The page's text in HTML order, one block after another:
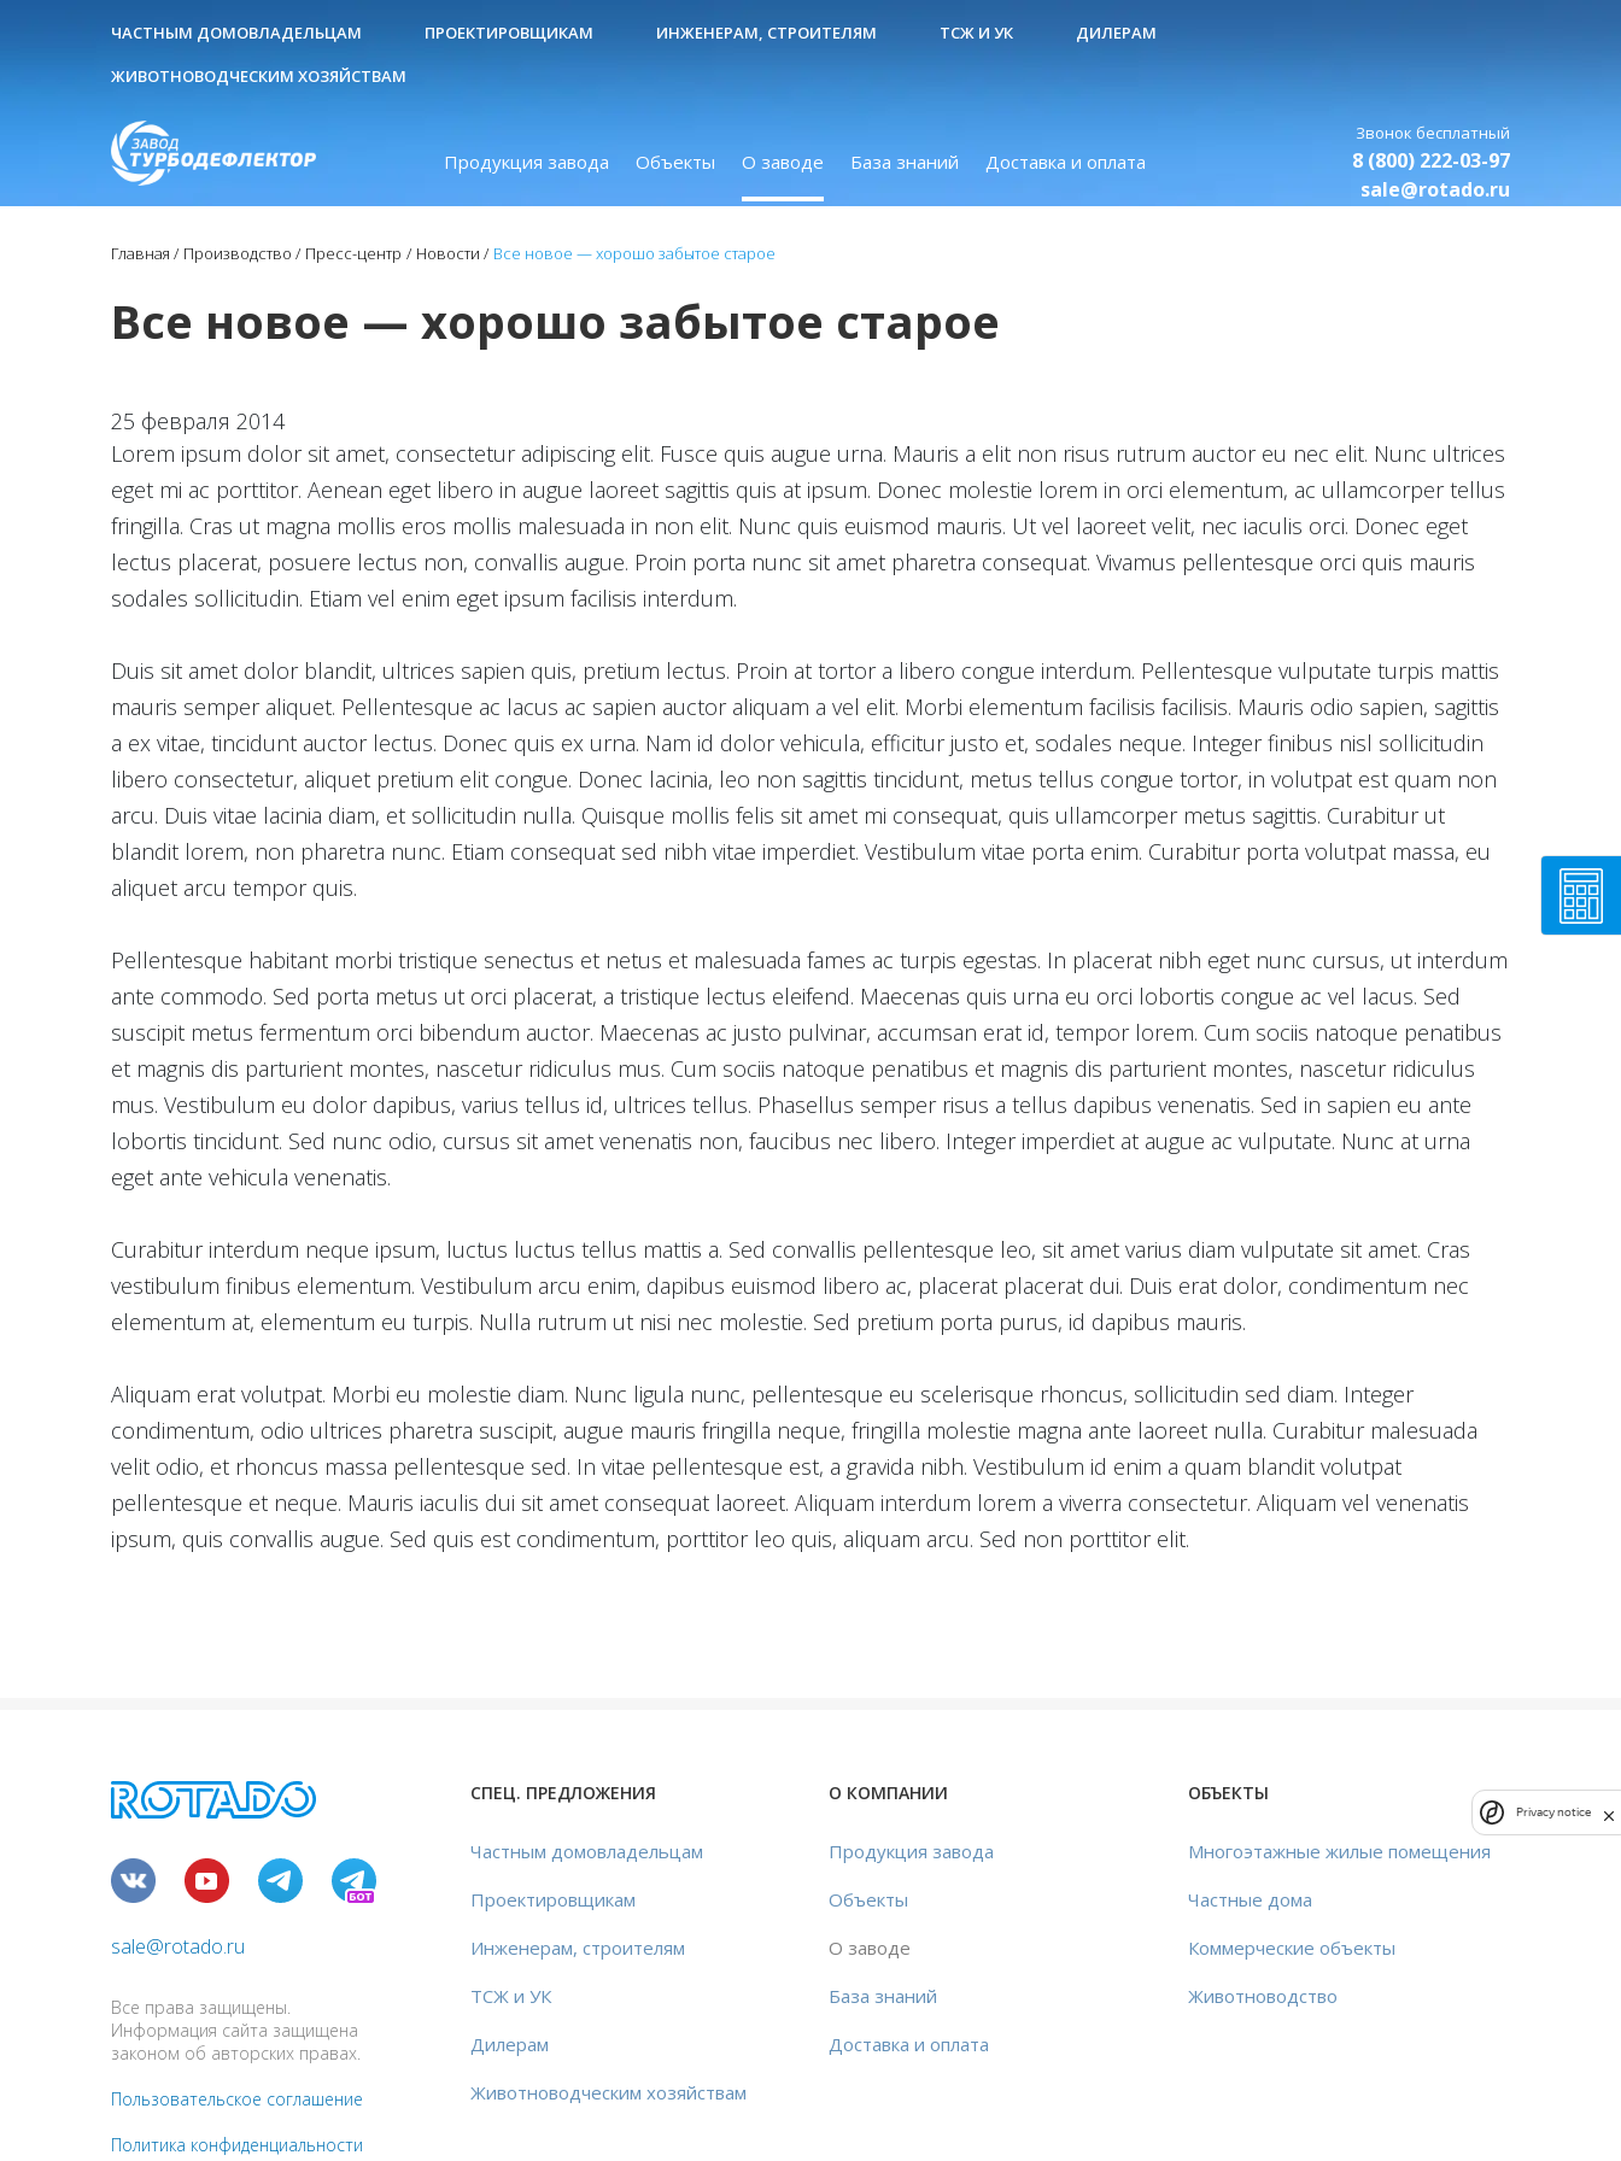
ЧАСТНЫМ ДОМОВЛАДЕЛЬЦАМ ПРОЕКТИРОВЩИКАМ ИНЖЕНЕРАМ, СТРОИТЕЛЯМ ТСЖ И УК
ДИЛЕРАМ
ЖИВОТНОВОДЧЕСКИМ ХОЗЯЙСТВАМ
Продукция завода Объекты О заводе База знаний Доставка и оплата
8 (800) 222-03-97
sale@rotado.ru
Главная Производство Пресс-центр Новости Все новое — хорошо забытое старое
Все новое — хорошо забытое старое
25 февраля 2014
Lorem ipsum dolor sit amet, consectetur adipiscing elit. Fusce quis augue urna. Mauris a elit non risus rutrum auctor eu nec elit. Nunc ultrices
eget mi ac porttitor. Aenean eget libero in augue laoreet sagittis quis at ipsum. Donec molestie lorem in orci elementum, ac ullamcorper tellus
fringilla. Cras ut magna mollis eros mollis malesuada in non elit. Nunc quis euismod mauris. Ut vel laoreet velit, nec iaculis orci. Donec eget
lectus placerat, posuere lectus non, convallis augue. Proin porta nunc sit amet pharetra consequat. Vivamus pellentesque orci quis mauris
sodales sollicitudin. Etiam vel enim eget ipsum facilisis interdum.
Duis sit amet dolor blandit, ultrices sapien quis, pretium lectus. Proin at tortor a libero congue interdum. Pellentesque vulputate turpis mattis
mauris semper aliquet. Pellentesque ac lacus ac sapien auctor aliquam a vel elit. Morbi elementum facilisis facilisis. Mauris odio sapien, sagittis
a ex vitae, tincidunt auctor lectus. Donec quis ex urna. Nam id dolor vehicula, efficitur justo et, sodales neque. Integer finibus nisl sollicitudin
libero consectetur, aliquet pretium elit congue. Donec lacinia, leo non sagittis tincidunt, metus tellus congue tortor, in volutpat est quam non
arcu. Duis vitae lacinia diam, et sollicitudin nulla. Quisque mollis felis sit amet mi consequat, quis ullamcorper metus sagittis. Curabitur ut
blandit lorem, non pharetra nunc. Etiam consequat sed nibh vitae imperdiet. Vestibulum vitae porta enim. Curabitur porta volutpat massa, eu
aliquet arcu tempor quis.
Pellentesque habitant morbi tristique senectus et netus et malesuada fames ac turpis egestas. In placerat nibh eget nunc cursus, ut interdum
ante commodo. Sed porta metus ut orci placerat, a tristique lectus eleifend. Maecenas quis urna eu orci lobortis congue ac vel lacus. Sed
suscipit metus fermentum orci bibendum auctor. Maecenas ac justo pulvinar, accumsan erat id, tempor lorem. Cum sociis natoque penatibus
et magnis dis parturient montes, nascetur ridiculus mus. Cum sociis natoque penatibus et magnis dis parturient montes, nascetur ridiculus
mus. Vestibulum eu dolor dapibus, varius tellus id, ultrices tellus. Phasellus semper risus a tellus dapibus venenatis. Sed in sapien eu ante
lobortis tincidunt. Sed nunc odio, cursus sit amet venenatis non, faucibus nec libero. Integer imperdiet at augue ac vulputate. Nunc at urna
eget ante vehicula venenatis.
Curabitur interdum neque ipsum, luctus luctus tellus mattis a. Sed convallis pellentesque leo, sit amet varius diam vulputate sit amet. Cras
vestibulum finibus elementum. Vestibulum arcu enim, dapibus euismod libero ac, placerat placerat dui. Duis erat dolor, condimentum nec
elementum at, elementum eu turpis. Nulla rutrum ut nisi nec molestie. Sed pretium porta purus, id dapibus mauris.
Aliquam erat volutpat. Morbi eu molestie diam. Nunc ligula nunc, pellentesque eu scelerisque rhoncus, sollicitudin sed diam. Integer
condimentum, odio ultrices pharetra suscipit, augue mauris fringilla neque, fringilla molestie magna ante laoreet nulla. Curabitur malesuada
velit odio, et rhoncus massa pellentesque sed. In vitae pellentesque est, a gravida nibh. Vestibulum id enim a quam blandit volutpat
pellentesque et neque. Mauris iaculis dui sit amet consequat laoreet. Aliquam interdum lorem a viverra consectetur. Aliquam vel venenatis
ipsum, quis convallis augue. Sed quis est condimentum, porttitor leo quis, aliquam arcu. Sed non porttitor elit.
sale@rotado.ru
Все права защищены.
Информация сайта защищена
законом об авторских правах.
Пользовательское соглашение
Политика конфиденциальности
СПЕЦ. ПРЕДЛОЖЕНИЯ
Частным домовладельцам
Проектировщикам
Инженерам, строителям
ТСЖ и УК
Дилерам
Животноводческим хозяйствам
О КОМПАНИИ
Продукция завода
Объекты
О заводе
База знаний
Доставка и оплата
ОБЪЕКТЫ
Многоэтажные жилые помещения
Частные дома
Коммерческие объекты
Животноводство
Privacy notice